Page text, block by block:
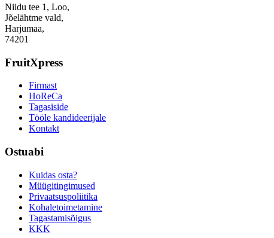
Niidu tee 1, Loo,
Jõelähtme vald,
Harjumaa,
74201
FruitXpress
Firmast
HoReCa
Tagasiside
Tööle kandideerijale
Kontakt
Ostuabi
Kuidas osta?
Müügitingimused
Privaatsuspoliitika
Kohaletoimetamine
Tagastamisõigus
KKK